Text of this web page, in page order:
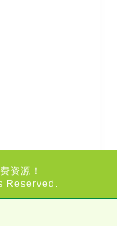
资源！
Reserved.